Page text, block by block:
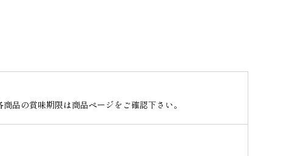
品の賞味期限は商品ページをご確認下さい。